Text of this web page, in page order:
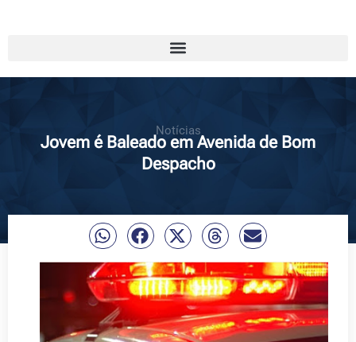
Notícias
Jovem é Baleado em Avenida de Bom
Despacho